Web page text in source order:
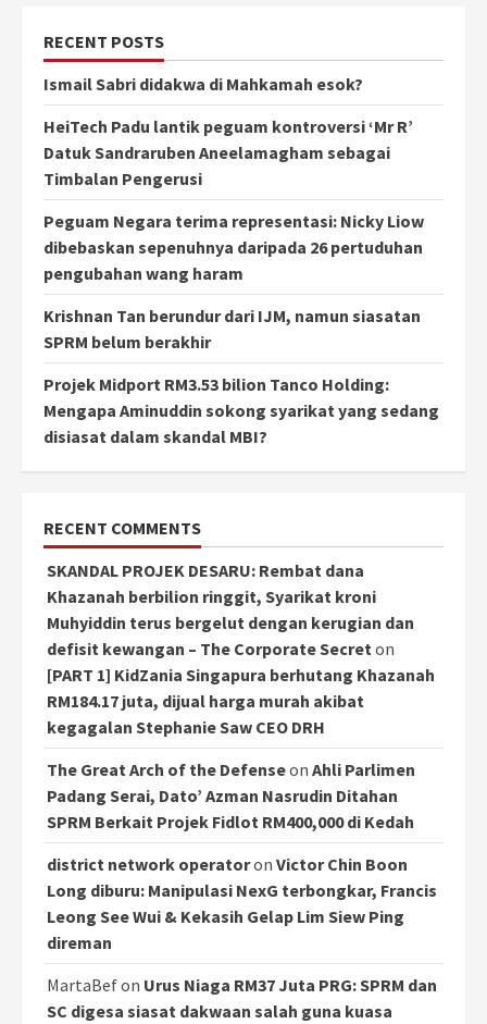
RECENT POSTS
Ismail Sabri didakwa di Mahkamah esok?
HeiTech Padu lantik peguam kontroversi ‘Mr R’
Datuk Sandraruben Aneelamagham sebagai
Timbalan Pengerusi
Peguam Negara terima representasi: Nicky Liow
dibebaskan sepenuhnya daripada 26 pertuduhan
pengubahan wang haram
Krishnan Tan berundur dari IJM, namun siasatan
SPRM belum berakhir
Projek Midport RM3.53 bilion Tanco Holding:
Mengapa Aminuddin sokong syarikat yang sedang
disiasat dalam skandal MBI?
RECENT COMMENTS
SKANDAL PROJEK DESARU: Rembat dana
Khazanah berbilion ringgit, Syarikat kroni
Muhyiddin terus bergelut dengan kerugian dan
defisit kewangan – The Corporate Secreton
[PART 1] KidZania Singapura berhutang Khazanah
RM184.17 juta, dijual harga murah akibat
kegagalan Stephanie Saw CEO DRH
The Great Arch of the Defenseon Ahli Parlimen
Padang Serai, Dato’ Azman Nasrudin Ditahan
SPRM Berkait Projek Fidlot RM400,000 di Kedah
district network operatoron Victor Chin Boon
Long diburu: Manipulasi NexG terbongkar, Francis
Leong See Wui & Kekasih Gelap Lim Siew Ping
direman
MartaBefon Urus Niaga RM37 Juta PRG: SPRM dan
SC digesa siasat dakwaan salah guna kuasa